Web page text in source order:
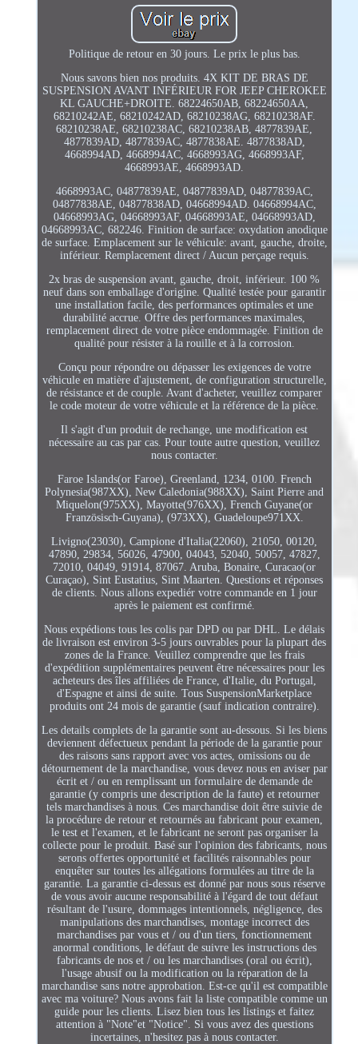
Politique de retour en 30 jours. Le prix le plus bas.
Nous savons bien nos produits. 4X KIT DE BRAS DE
SUSPENSION AVANT INFÉRIEUR FOR JEEP CHEROKEE
KL GAUCHE+DROITE. 68224650AB, 68224650AA,
68210242AE, 68210242AD, 68210238AG, 68210238AF.
68210238AE, 68210238AC, 68210238AB, 4877839AE,
4877839AD, 4877839AC, 4877838AE. 4877838AD,
4668994AD, 4668994AC, 4668993AG, 4668993AF,
4668993AE, 4668993AD.
4668993AC, 04877839AE, 04877839AD, 04877839AC,
04877838AE, 04877838AD, 04668994AD. 04668994AC,
04668993AG, 04668993AF, 04668993AE, 04668993AD,
04668993AC, 682246. Finition de surface: oxydation anodique
de surface. Emplacement sur le véhicule: avant, gauche, droite,
inférieur. Remplacement direct / Aucun perçage requis.
2x bras de suspension avant, gauche, droit, inférieur. 100 %
neuf dans son emballage d'origine. Qualité testée pour garantir
une installation facile, des performances optimales et une
durabilité accrue. Offre des performances maximales,
remplacement direct de votre pièce endommagée. Finition de
qualité pour résister à la rouille et à la corrosion.
Conçu pour répondre ou dépasser les exigences de votre
véhicule en matière d'ajustement, de configuration structurelle,
de résistance et de couple. Avant d'acheter, veuillez comparer
le code moteur de votre véhicule et la référence de la pièce.
Il s'agit d'un produit de rechange, une modification est
nécessaire au cas par cas. Pour toute autre question, veuillez
nous contacter.
Faroe Islands(or Faroe), Greenland, 1234, 0100. French
Polynesia(987XX), New Caledonia(988XX), Saint Pierre and
Miquelon(975XX), Mayotte(976XX), French Guyane(or
Französisch-Guyana), (973XX), Guadeloupe971XX.
Livigno(23030), Campione d'Italia(22060), 21050, 00120,
47890, 29834, 56026, 47900, 04043, 52040, 50057, 47827,
72010, 04049, 91914, 87067. Aruba, Bonaire, Curacao(or
Curaçao), Sint Eustatius, Sint Maarten. Questions et réponses
de clients. Nous allons expediér votre commande en 1 jour
après le paiement est confirmé.
Nous expédions tous les colis par DPD ou par DHL. Le délais
de livraison est environ 3-5 jours ouvrables pour la plupart des
zones de la France. Veuillez comprendre que les frais
d'expédition supplémentaires peuvent être nécessaires pour les
acheteurs des îles affiliées de France, d'Italie, du Portugal,
d'Espagne et ainsi de suite. Tous SuspensionMarketplace
produits ont 24 mois de garantie (sauf indication contraire).
Les details complets de la garantie sont au-dessous. Si les biens
deviennent défectueux pendant la période de la garantie pour
des raisons sans rapport avec vos actes, omissions ou de
détournement de la marchandise, vous devez nous en aviser par
écrit et / ou en remplissant un formulaire de demande de
garantie (y compris une description de la faute) et retourner
tels marchandises à nous. Ces marchandise doit être suivie de
la procédure de retour et retournés au fabricant pour examen,
le test et l'examen, et le fabricant ne seront pas organiser la
collecte pour le produit. Basé sur l'opinion des fabricants, nous
serons offertes opportunité et facilités raisonnables pour
enquêter sur toutes les allégations formulées au titre de la
garantie. La garantie ci-dessus est donné par nous sous réserve
de vous avoir aucune responsabilité à l'égard de tout défaut
résultant de l'usure, dommages intentionnels, négligence, des
manipulations des marchandises, montage incorrect des
marchandises par vous et / ou d'un tiers, fonctionnement
anormal conditions, le défaut de suivre les instructions des
fabricants de nos et / ou les marchandises (oral ou écrit),
l'usage abusif ou la modification ou la réparation de la
marchandise sans notre approbation. Est-ce qu'il est compatible
avec ma voiture? Nous avons fait la liste compatible comme un
guide pour les clients. Lisez bien tous les listings et faitez
attention à "Note"et "Notice". Si vous avez des questions
incertaines, n'hesitez pas à nous contacter.